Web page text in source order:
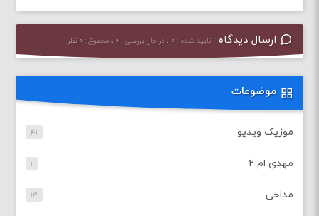
ارسال دیدگاه تایید شده : ۰ ، در حال بررسی : ۰ ، مجموع : ۰ نظر
موضوعات
موزیک ویدیو ۴۱
مهدی ام ۲ ۱
مداحی ۱۳